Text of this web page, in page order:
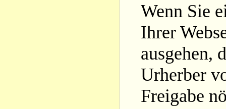
Wenn Sie
Ihrer
ausgehen,
Urherber
Freigabe